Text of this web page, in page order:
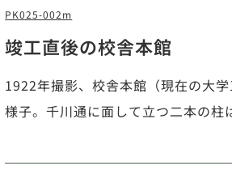
PK025-002m
竣工直後の校舎本館
1922年撮影、校舎本館（現在の大
様子。千川通に面して立つ二本の柱